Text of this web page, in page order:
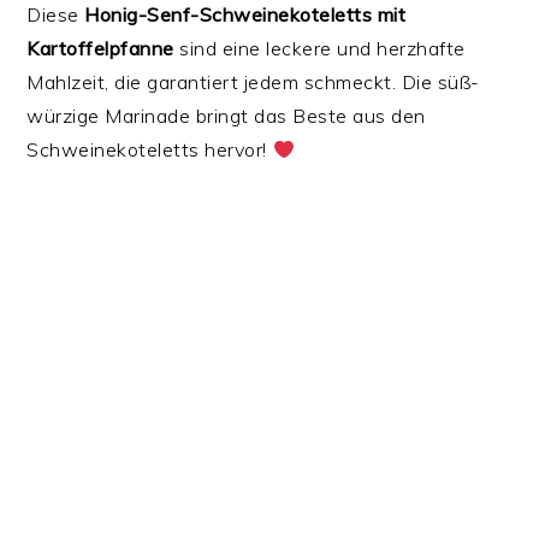
Diese Honig-Senf-Schweinekoteletts mit
Kartoffelpfanne sind eine leckere und herzhafte
Mahlzeit, die garantiert jedem schmeckt. Die süß-
würzige Marinade bringt das Beste aus den
Schweinekoteletts hervor!